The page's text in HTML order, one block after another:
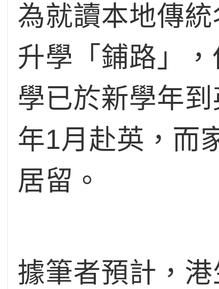
為就讀本地傳
升學「鋪路」
學已於新學年
年1月赴英，而
居留。
據筆者預計，